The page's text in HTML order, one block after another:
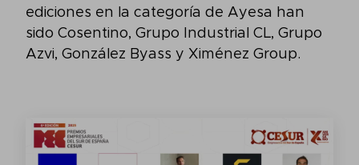
ediciones en la categoría de Ayesa han
sido Cosentino, Grupo Industrial CL, Grupo
Azvi, González Byass y Ximénez Group.